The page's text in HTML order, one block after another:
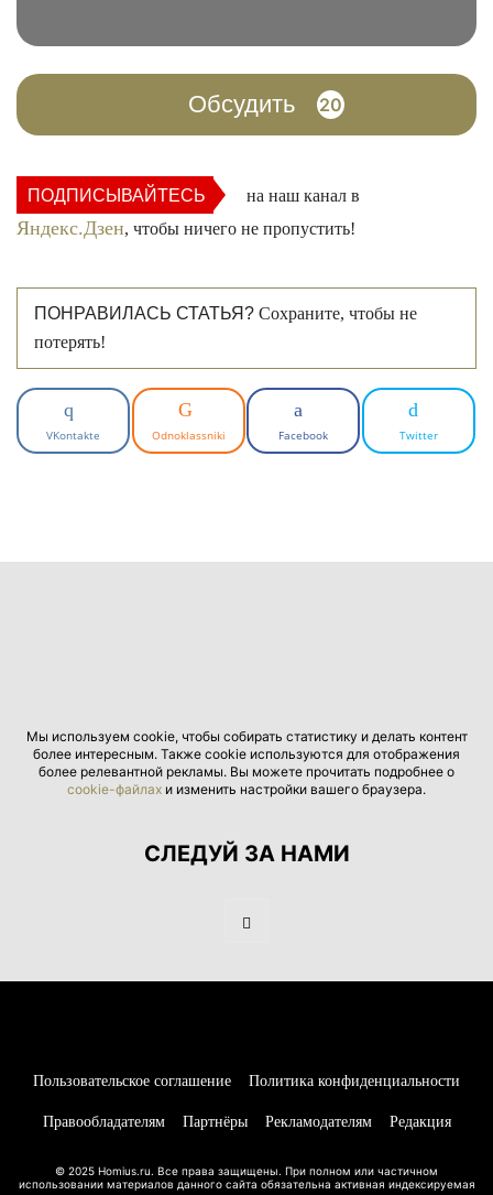
Обсудить 20
ПОДПИСЫВАЙТЕСЬ на наш канал в
Яндекс.Дзен, чтобы ничего не пропустить!
ПОНРАВИЛАСЬ СТАТЬЯ? Сохраните, чтобы не
потерять!
VKontakte Odnoklassniki Facebook Twitter
Мы используем cookie, чтобы собирать статистику и делать контент
более интересным. Также cookie используются для отображения
более релевантной рекламы. Вы можете прочитать подробнее о
cookie-файлах и изменить настройки вашего браузера.
СЛЕДУЙ ЗА НАМИ
Пользовательское соглашение Политика конфиденциальности
Правообладателям Партнёры Рекламодателям Редакция
© 2025 Homius.ru. Все права защищены. При полном или частичном
использовании материалов данного сайта обязательна активная индексируемая